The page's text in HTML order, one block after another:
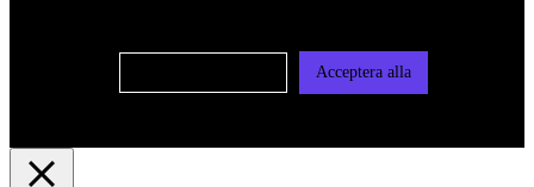
Acceptera alla